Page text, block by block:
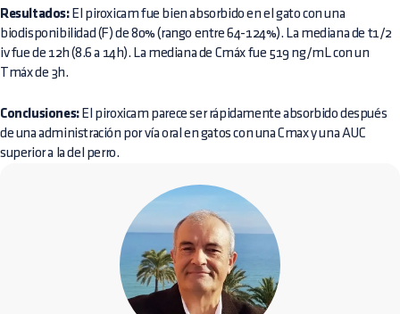
Resultados:El piroxicam fue bien absorbido en el gato con una
biodisponibilidad (F) de 80% (rango entre 64-124%). La mediana de t1/2
iv fue de 12h (8.6 a 14h). La mediana de Cmáx fue 519 ng/mL con un
Tmáx de 3h.
Conclusiones:El piroxicam parece ser rápidamente absorbido después
de una administración por vía oral en gatos con una Cmax y una AUC
superior a la del perro.